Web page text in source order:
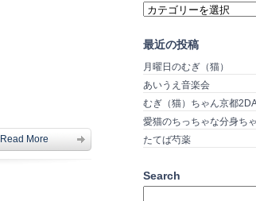
Read More
Category
最近の投稿
月曜日のむぎ（猫）
あいうえ音楽会
むぎ（猫）ちゃん京都
愛猫のちっちゃな分身ち
たてば芍薬
Search